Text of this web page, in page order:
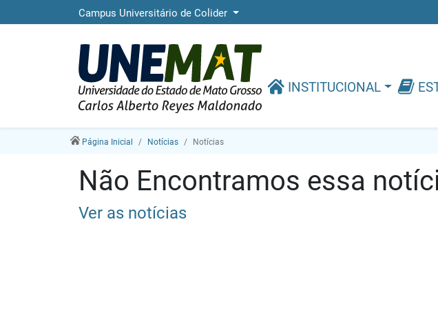
Campus Universitário de Colider
INSTITUCIONAL
Página Inicial Notícias Notícias
Não Encontramos essa
Ver as notícias